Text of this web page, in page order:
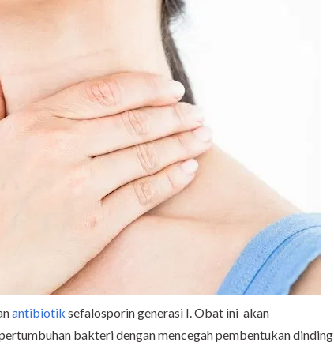
antibiotik sefalosporin generasi I. Obat ini akan
bakteri dengan mencegah pembentukan dinding